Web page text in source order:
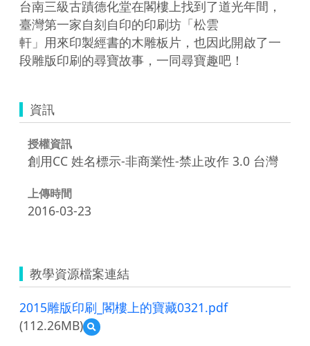
台南三級古蹟德化堂在閣樓上找到了道光年間，
臺灣第一家自刻自印的印刷坊「松雲
軒」用來印製經書的木雕板片，也因此開啟了一
資訊
授權資訊
創用CC 姓名標示-非商業性-禁止改作 3.0 台灣
上傳時間
2016-03-23
教學資源檔案連結
2015雕版印刷_閣樓上的寶藏0321.pdf
(112.26MB)
預
覽